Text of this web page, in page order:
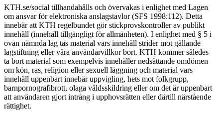
KTH.se/social tillhandahålls och övervakas i enlighet med Lagen
om ansvar för elektroniska anslagstavlor (SFS 1998:112). Detta
innebär att KTH regelbundet gör stickprovskontroller av publikt
innehåll (innehåll tillgängligt för allmänheten). I enlighet med § 5 i
ovan nämnda lag tas material vars innehåll strider mot gällande
lagstiftning eller våra användarvillkor bort. KTH kommer således
ta bort material som exempelvis innehåller nedsättande omdömen
om kön, ras, religion eller sexuell läggning och material vars
innehåll uppenbart innebär uppvigling, hets mot folkgrupp,
barnpornografibrott, olaga våldsskildring eller om det är uppenbart
att användaren gjort intrång i upphovsrätten eller därtill närstående
rättighet.